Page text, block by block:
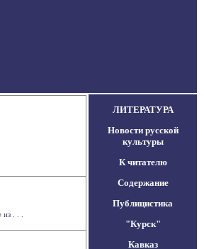
. . .
ЛИТЕРАТУРА
Новости русской
культуры
К читателю
Содержание
Публицистика
"Курск"
Кавказ